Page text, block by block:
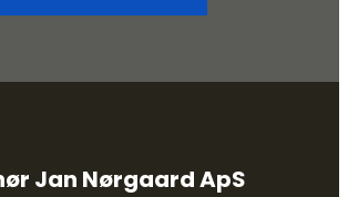
Jan Nørgaard ApS